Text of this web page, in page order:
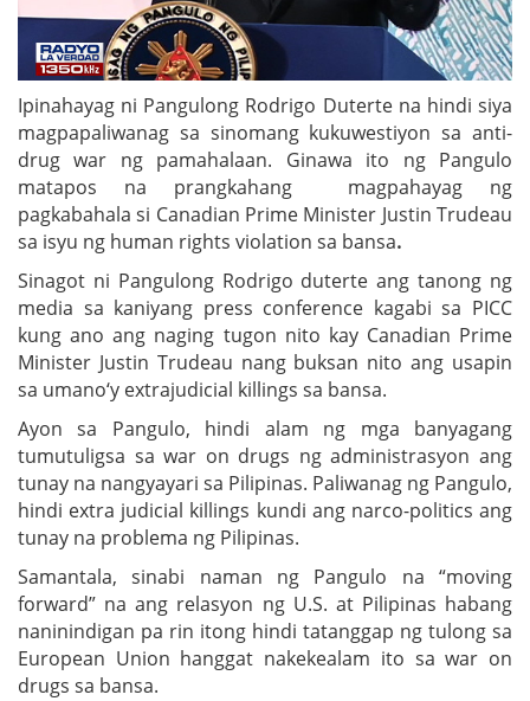
Ipinahayag ni Pangulong Rodrigo Duterte na hindi siya
magpapaliwanag sa sinomang kukuwestiyon sa anti-
drug war ng pamahalaan. Ginawa ito ng Pangulo
matapos na prangkahang magpahayag ng
pagkabahala si Canadian Prime Minister Justin Trudeau
sa isyu ng human rights violation sa bansa.
Sinagot ni Pangulong Rodrigo duterte ang tanong ng
media sa kaniyang press conference kagabi sa PICC
kung ano ang naging tugon nito kay Canadian Prime
Minister Justin Trudeau nang buksan nito ang usapin
sa umano‘y extrajudicial killings sa bansa.
Ayon sa Pangulo, hindi alam ng mga banyagang
tumutuligsa sa war on drugs ng administrasyon ang
tunay na nangyayari sa Pilipinas. Paliwanag ng Pangulo,
hindi extra judicial killings kundi ang narco-politics ang
tunay na problema ng Pilipinas.
Samantala, sinabi naman ng Pangulo na “moving
forward” na ang relasyon ng U.S. at Pilipinas habang
naninindigan pa rin itong hindi tatanggap ng tulong sa
European Union hanggat nakekealam ito sa war on
drugs sa bansa.